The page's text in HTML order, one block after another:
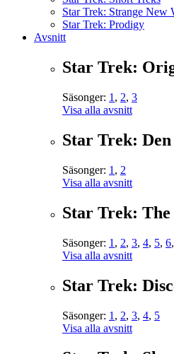
Star Trek: Strange New
Star Trek: Prodigy
Avsnitt
Star Trek:
Säsonger: 1 , 2, 3
Visa alla avsnitt
Star Trek:
Säsonger: 1 , 2
Visa alla avsnitt
Star Trek:
Säsonger: 1 , 2, 3, 4, 5, 6,
Visa alla avsnitt
Star Trek:
Säsonger: 1 , 2, 3, 4, 5
Visa alla avsnitt